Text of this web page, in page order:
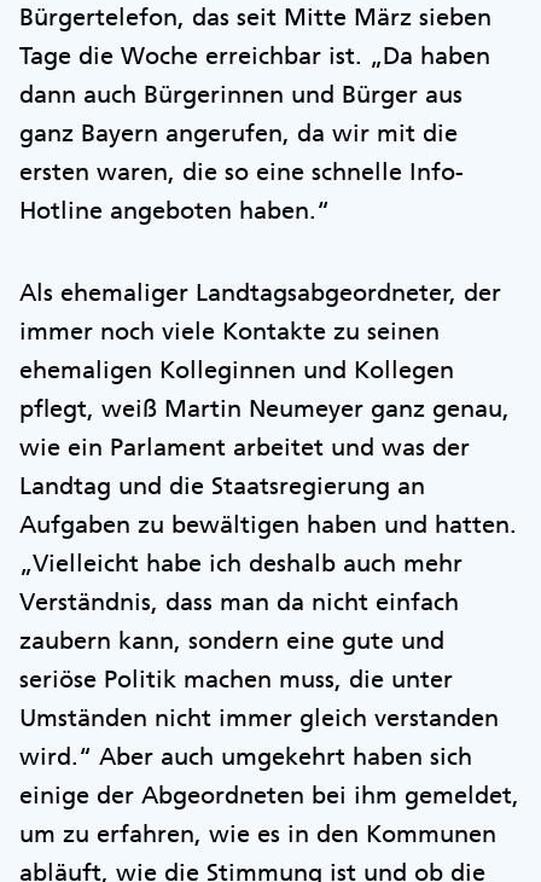
Bürgertelefon, das seit Mitte März sieben
Tage die Woche erreichbar ist. „Da haben
dann auch Bürgerinnen und Bürger aus
ganz Bayern angerufen, da wir mit die
ersten waren, die so eine schnelle Info-
Hotline angeboten haben.“
Als ehemaliger Landtagsabgeordneter, der
immer noch viele Kontakte zu seinen
ehemaligen Kolleginnen und Kollegen
pflegt, weiß Martin Neumeyer ganz genau,
wie ein Parlament arbeitet und was der
Landtag und die Staatsregierung an
Aufgaben zu bewältigen haben und hatten.
„Vielleicht habe ich deshalb auch mehr
Verständnis, dass man da nicht einfach
zaubern kann, sondern eine gute und
seriöse Politik machen muss, die unter
Umständen nicht immer gleich verstanden
wird.“ Aber auch umgekehrt haben sich
einige der Abgeordneten bei ihm gemeldet,
um zu erfahren, wie es in den Kommunen
abläuft, wie die Stimmung ist und ob die